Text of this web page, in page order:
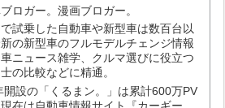
ロガー。漫画ブロガー。
試乗した自動車や新型車は数百台以
の新型車のフルモデルチェンジ情報
ニュース雑学、クルマ選びに役立つ
の比較などに精通。
開設の「くるまン。」は累計600万PV
在は自動車情報サイト『カーギー